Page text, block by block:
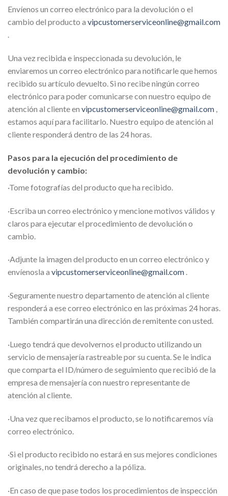
Envíenos un correo electrónico para la devolución o el
cambio del producto a vipcustomerserviceonline@gmail.com
.
Una vez recibida e inspeccionada su devolución, le
enviaremos un correo electrónico para notificarle que hemos
recibido su artículo devuelto. Si no recibe ningún correo
electrónico para poder comunicarse con nuestro equipo de
atención al cliente en vipcustomerserviceonline@gmail.com ,
estamos aquí para facilitarlo. Nuestro equipo de atención al
cliente responderá dentro de las 24 horas.
Pasos para la ejecución del procedimiento de
devolución y cambio:
·Tome fotografías del producto que ha recibido.
·Escriba un correo electrónico y mencione motivos válidos y
claros para ejecutar el procedimiento de devolución o
cambio.
·Adjunte la imagen del producto en un correo electrónico y
envíenosla a vipcustomerserviceonline@gmail.com .
·Seguramente nuestro departamento de atención al cliente
responderá a ese correo electrónico en las próximas 24 horas.
También compartirán una dirección de remitente con usted.
·Luego tendrá que devolvernos el producto utilizando un
servicio de mensajería rastreable por su cuenta. Se le indica
que comparta el ID/número de seguimiento que recibió de la
empresa de mensajería con nuestro representante de
atención al cliente.
·Una vez que recibamos el producto, se lo notificaremos vía
correo electrónico.
·Si el producto recibido no estará en sus mejores condiciones
originales, no tendrá derecho a la póliza.
·En caso de que pase todos los procedimientos de inspección